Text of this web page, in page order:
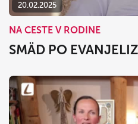
20.02.2025
NA CESTE V RODINE
SMÄD PO